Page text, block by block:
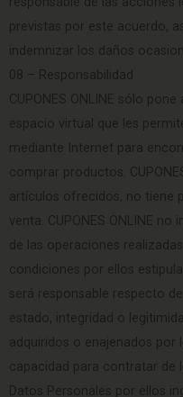
previstas por este acuerdo,
indemnizar los daños
08 – Responsabilidad
CUPONES ONLINE sólo
espacio virtual que les
mediante Internet para
comprar productos.
artículos ofrecidos, no tiene
venta. CUPONES ONLINE
de las operaciones
condiciones por ellos
será responsable respecto
estado, integridad o
adquiridos o enajenados por
capacidad para contratar de
Datos Personales por ellos